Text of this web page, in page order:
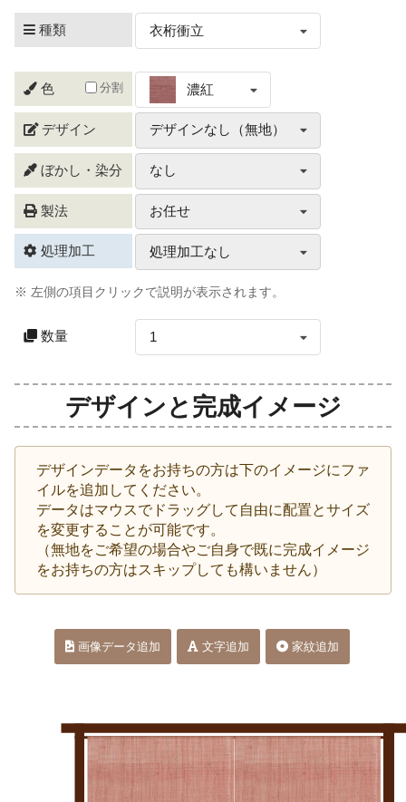
種類 衣桁衝立
色 分割 濃紅
デザイン デザインなし（無地）
ぼかし・染分 なし
製法 お任せ
処理加工 処理加工なし
※ 左側の項目クリックで説明が表示されます。
数量 1
デザインと完成イメージ
デザインデータをお持ちの方は下のイメージにファ
イルを追加してください。
データはマウスでドラッグして自由に配置とサイズ
を変更することが可能です。
（無地をご希望の場合やご自身で既に完成イメージ
をお持ちの方はスキップしても構いません）
画像データ追加 文字追加 家紋追加